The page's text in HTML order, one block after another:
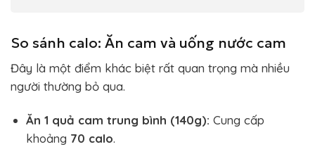
So sánh calo: Ăn cam và uống nước cam
Đây là một điểm khác biệt rất quan trọng mà nhiều
người thường bỏ qua.
Ăn 1 quả cam trung bình (140g): Cung cấp
khoảng 70 calo.